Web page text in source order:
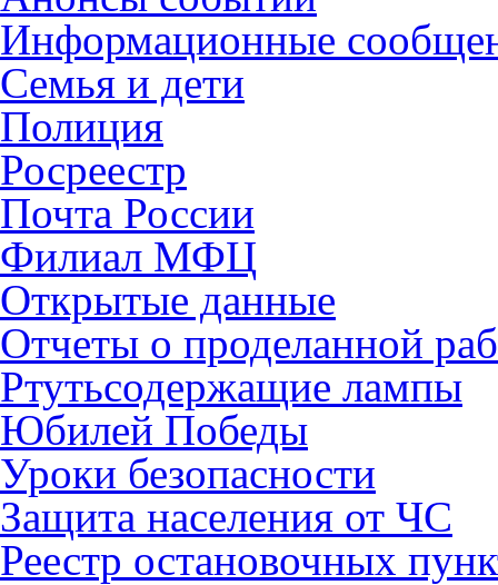
Информационные
Семья и дети
Полиция
Росреестр
Почта России
Филиал МФЦ
Открытые данные
Отчеты о проделанной
Ртутьсодержащие лампы
Юбилей Победы
Уроки безопасности
Защита населения от ЧС
Реестр остановочных